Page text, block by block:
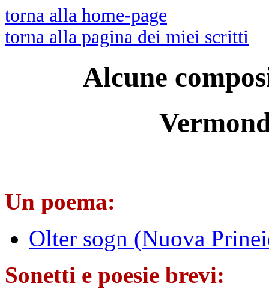
torna alla home-page
torna alla pagina dei miei scritti
Alcune
Un poema:
Olter sogn (Nuova
Sonetti e poesie brevi: